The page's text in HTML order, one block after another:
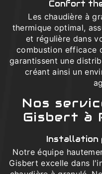
Confort
Les chaudière à
thermique optimal,
et régulière dans
combustion efficace
garantissent une
créant ainsi un
Nos
Gisbert à
Installation
Notre équipe
Gisbert excelle dans